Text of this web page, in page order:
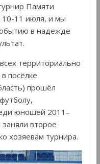
Памяти
10-11 июля, и мы
в надежде
территориально
посёлке
прошёл
юношей 2011–
второе
хозяевам турнира.